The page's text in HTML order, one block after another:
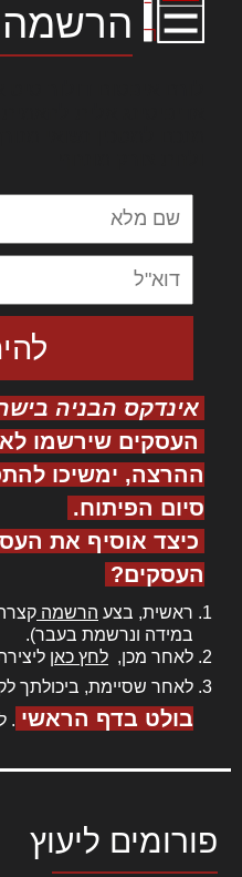
הרשמה
אינדקס הבניה
העסקים שירשמו
ההרצה, ימשיכו
סיום הפיתוח.
כיצד אוסיף את
העסקים?
ראשית, בצע הרשמה
במידה ונרשמת בעבר).
לאחר מכן, לחץ כאן
לאחר שסיימת, ביכולתך
בולט בדף הראשי .
פורומים ליעוץ